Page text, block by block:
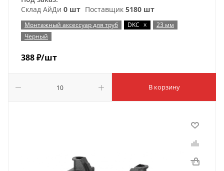
Склад АйДи 0 шт Поставщик 5180 шт
Монтажный аксессуар для труб DKC x
23 мм
Черный
388₽/шт
В корзину